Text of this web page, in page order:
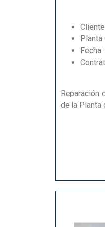
Reparación
de la Planta